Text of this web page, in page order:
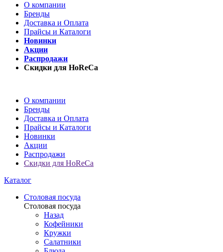
О компании
Бренды
Доставка и Оплата
Прайсы и Каталоги
Новинки
Акции
Распродажи
Скидки для HoReCa
О компании
Бренды
Доставка и Оплата
Прайсы и Каталоги
Новинки
Акции
Распродажи
Скидки для HoReCa
Каталог
Столовая посуда
Столовая посуда
Назад
Кофейники
Кружки
Салатники